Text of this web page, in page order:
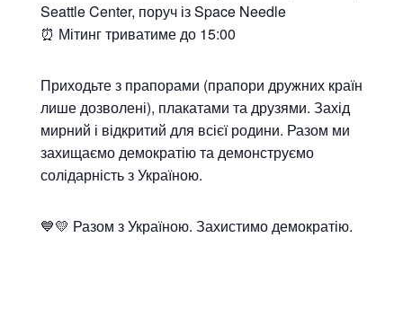
Seattle Center, поруч із Space Needle
⏰ Мітинг триватиме до 15:00
Приходьте з прапорами (прапори дружних країн
лише дозволені), плакатами та друзями. Захід
мирний і відкритий для всієї родини. Разом ми
захищаємо демократію та демонструємо
солідарність з Україною.
💙💛 Разом з Україною. Захистимо демократію.